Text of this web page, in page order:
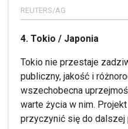
REUTERS/AG
4. Tokio / Japonia
Tokio nie przestaje
publiczny, jakość i
wszechobecna
warte życia w nim.
przyczynić się do dalszej